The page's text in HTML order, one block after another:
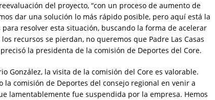
del proyecto, “con un proceso de aumento de
dar una solución lo más rápido posible, pero aquí está la
resolver esta situación, buscando la forma de acelerar
recursos se pierdan, no queremos que Padre Las Casas
la presidenta de la comisión de Deportes del Core.
González, la visita de la comisión del Core es valorable.
la comisión de Deportes del consejo regional en venir a
lamentablemente fue suspendida por la empresa. Hemos